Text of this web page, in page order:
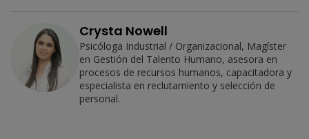
Crysta Nowell
Psicóloga Industrial / Organizacional, Magíster
en Gestión del Talento Humano, asesora en
procesos de recursos humanos, capacitadora y
especialista en reclutamiento y selección de
personal.